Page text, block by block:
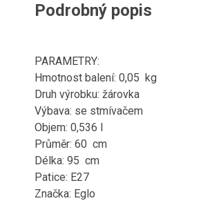
Podrobný popis
PARAMETRY:
Hmotnost balení: 0,05 kg
Druh výrobku: žárovka
Výbava: se stmívačem
Objem: 0,536 l
Průměr: 60 cm
Délka: 95 cm
Patice: E27
Značka: Eglo